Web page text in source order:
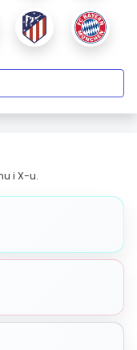
i X-u.